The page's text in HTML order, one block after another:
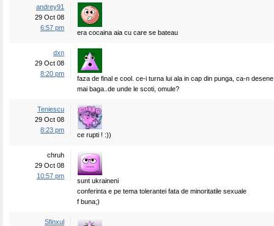
andrey91
29 Oct 08
6:57 pm
era cocaina aia cu care se bateau
dxn
29 Oct 08
8:20 pm
faza de final e cool. ce-i turna lui ala in cap din punga, ca-n
mai baga..de unde le scoti, omule?
Teniescu
29 Oct 08
8:23 pm
ce rupti ! :))
chruh
29 Oct 08
10:57 pm
sunt ukraineni
conferinta e pe tema tolerantei fata de minoritatile sexuale
f buna;)
Sfinxul